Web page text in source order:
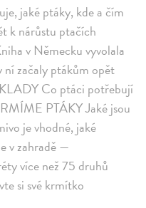
jaké ptáky, kde a čím
k nárůstu ptačích
v Německu vyvolala
ní začaly ptákům opět
Co ptáci potřebují
PTÁKY Jaké jsou
je vhodné, jaké
v zahradě —
více než 75 druhů
si své krmítko